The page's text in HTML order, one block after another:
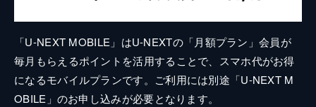
「U-NEXT MOBILE」はU-NEXTの「月額プラン」会員が
毎月もらえるポイントを活用することで、スマホ代がお得
になるモバイルプランです。ご利用には別途「U-NEXT M
OBILE」のお申し込みが必要となります。